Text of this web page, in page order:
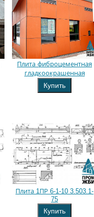
Плита фиброцементная
гладкоокрашенная
Купить
Плита 1ПР 6-1-10 3.503.1-
75
Купить